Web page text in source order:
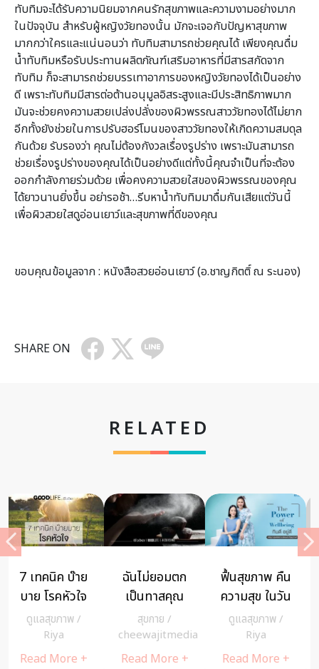
ทับทิมจะได้รับความนิยมจากคนรักสุขภาพและความงามอย่างมาก
ในปัจจุบัน สำหรับผู้หญิงวัยทองนั้น มักจะเจอกับปัญหาสุขภาพ
มากกว่าใครและแน่นอนว่า ทับทิมสามารถช่วยคุณได้ เพียงคุณดื่ม
น้ำทับทิมหรือรับประทานผลิตภัณฑ์เสริมอาหารที่มีสารสกัดจาก
ทับทิม ก็จะสามารถช่วยบรรเทาอาการของหญิงวัยทองได้เป็นอย่าง
ดี เพราะทับทิมมีสารต่อต้านอนุมูลอิสระสูงและมีประสิทธิภาพมาก
มันจะช่วยคงความสวยเปล่งปลั่งของผิวพรรณสาววัยทองได้ไม่ยาก
อีกทั้งยังช่วยในการปรับฮอร์โมนของสาววัยทองให้เกิดความสมดุล
กันด้วย รับรองว่า คุณไม่ต้องกังวลเรื่องรูปร่าง เพราะมันสามารถ
ช่วยเรื่องรูปร่างของคุณได้เป็นอย่างดีแต่ทั้งนี้คุณจำเป็นที่จะต้อง
ออกกำลังกายร่วมด้วย เพื่อคงความสวยใสของผิวพรรณของคุณ
ได้ยาวนานยิ่งขึ้น อย่ารอช้า…รีบหาน้ำทับทิมมาดื่มกันเสียแต่วันนี้
เพื่อผิวสวยใสดูอ่อนเยาว์และสุขภาพที่ดีของคุณ
ขอบคุณข้อมูลจาก : หนังสือสวยอ่อนเยาว์ (อ.ชาญกิตติ์ ณ ระนอง)
SHARE ON
RELATED
สเตียรอยด์
แบบทา ใช้
อย่างไรให้
ปลอดภัย ไม่
ต้องกลัวผล
สุขกาย/
cheewajitmedia
Read More +
เทคนิค ตรวจ
ภายใน สำหรับ
สาวโสด
สุขกาย
cheewajitmedia
Read More +
ท้องผูกนานๆ
มะเร็งอาจถาม
หา
BODY/pant
Read More +